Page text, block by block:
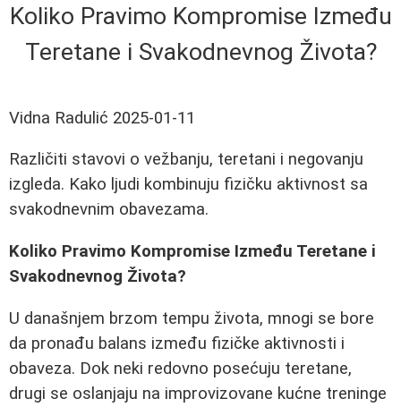
Koliko Pravimo Kompromise Između
Teretane i Svakodnevnog Života?
Vidna Radulić 2025-01-11
Različiti stavovi o vežbanju, teretani i negovanju
izgleda. Kako ljudi kombinuju fizičku aktivnost sa
svakodnevnim obavezama.
Koliko Pravimo Kompromise Između Teretane i
Svakodnevnog Života?
U današnjem brzom tempu života, mnogi se bore
da pronađu balans između fizičke aktivnosti i
obaveza. Dok neki redovno posećuju teretane,
drugi se oslanjaju na improvizovane kućne treninge